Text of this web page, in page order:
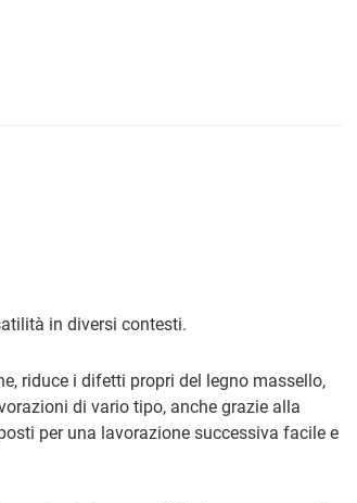
in diversi contesti.
riduce i difetti propri del legno massello,
di vario tipo, anche grazie alla
per una lavorazione successiva facile e